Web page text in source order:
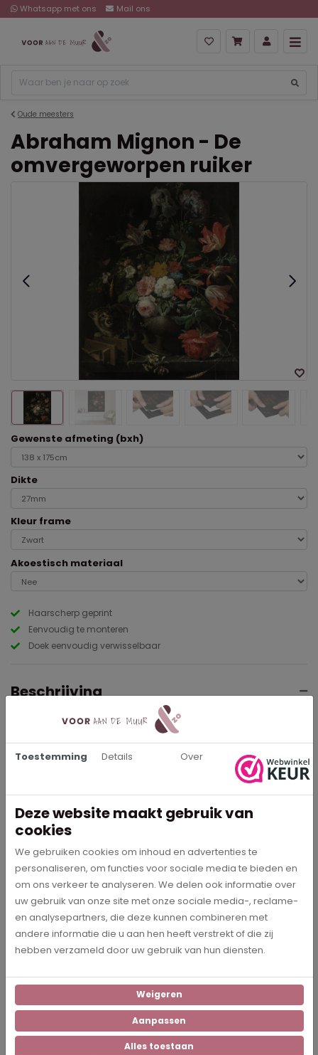
Whatsapp met ons Mail ons
Oude meesters
Abraham Mignon - De
omvergeworpen ruiker
Haarscherp geprint
Eenvoudig te monteren
Doek eenvoudig verwisselbaar
Gewenste afmeting (bxh)
Dikte
Kleur frame
Akoestisch materiaal
Beschrijving
Het bloemstilleven “de omgeworpen ruiker” is geschilderd door
Abraham Mignon. Dit meesterwerk is officieel te bewonderen in
het Rijksmuseum te Amsterdam.
Wil jij dit prachtige kunstwerk aan de muur? Kies dan jouw
favoriete formaat. Staat jouw maat er niet tussen? Voer dan een
alternatief formaat in bij “ander formaat”. Wij kunnen, indien
gewenst, het doek ook voor je bijsnijden.
Specificaties
Artikelnummer 2244
Schilder Abraham Mignon
Downloads
Toestemming Details Over
Deze website maakt gebruik van
cookies
We gebruiken cookies om inhoud en advertenties te
personaliseren, om functies voor sociale media te bieden en
om ons verkeer te analyseren. We delen ook informatie over
uw gebruik van onze site met onze sociale media-, reclame-
en analysepartners, die deze kunnen combineren met
andere informatie die u aan hen heeft verstrekt of die zij
hebben verzameld door uw gebruik van hun diensten.
Weigeren
Aanpassen
Alles toestaan